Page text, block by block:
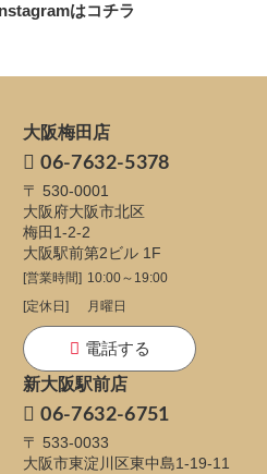
はコチラ
大阪梅田店
06-7632-5378
〒 530-0001
大阪府大阪市北区
梅田1-2-2
大阪駅前第2ビル 1F
[営業時間] 10:00～19:00
[定休日]
月曜日
電話する
新大阪駅前店
06-7632-6751
〒 533-0033
大阪市東淀川区東中島1-19-11